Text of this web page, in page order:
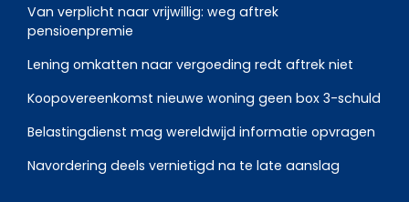
Van verplicht naar vrijwillig: weg aftrek
pensioenpremie
Lening omkatten naar vergoeding redt aftrek niet
Koopovereenkomst nieuwe woning geen box 3-schuld
Belastingdienst mag wereldwijd informatie opvragen
Navordering deels vernietigd na te late aanslag